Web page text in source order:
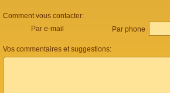
Comment vous contacter:
Par e-mail
Par phone
Vos commentaires et suggestions: